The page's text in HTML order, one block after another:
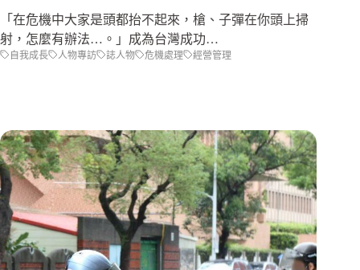
「在危機中大家是頭都抬不起來，槍、子彈在你頭上掃
射，怎麼有辦法…。」成為台灣成功…
自我成長 人物專訪 誌人物 危機處理 經營管理